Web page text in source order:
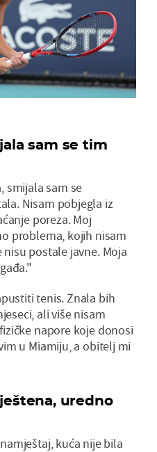
sam se tim
smijala sam se
Nisam pobjegla iz
poreza. Moj
problema, kojih nisam
postale javne. Moja
tenis. Znala bih
ali više nisam
napore koje donosi
u Miamiju, a obitelj mi
uredno
kuća nije bila